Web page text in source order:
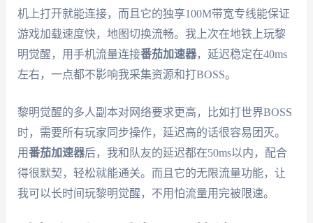
机上打开就能连接，而且它的独享100M带宽专线能保证
游戏加载速度快，地图切换流畅。我上次在地铁上玩黎
明觉醒，用手机流量连接番茄加速器，延迟稳定在40ms
左右，一点都不影响我采集资源和打BOSS。
黎明觉醒的多人副本对网络要求更高，比如打世界BOSS
时，需要所有玩家同步操作，延迟高的话很容易团灭。
用番茄加速器后，我和队友的延迟都在50ms以内，配合
得很默契，轻松就能通关。而且它的无限流量功能，让
我可以长时间玩黎明觉醒，不用怕流量用完被限速。